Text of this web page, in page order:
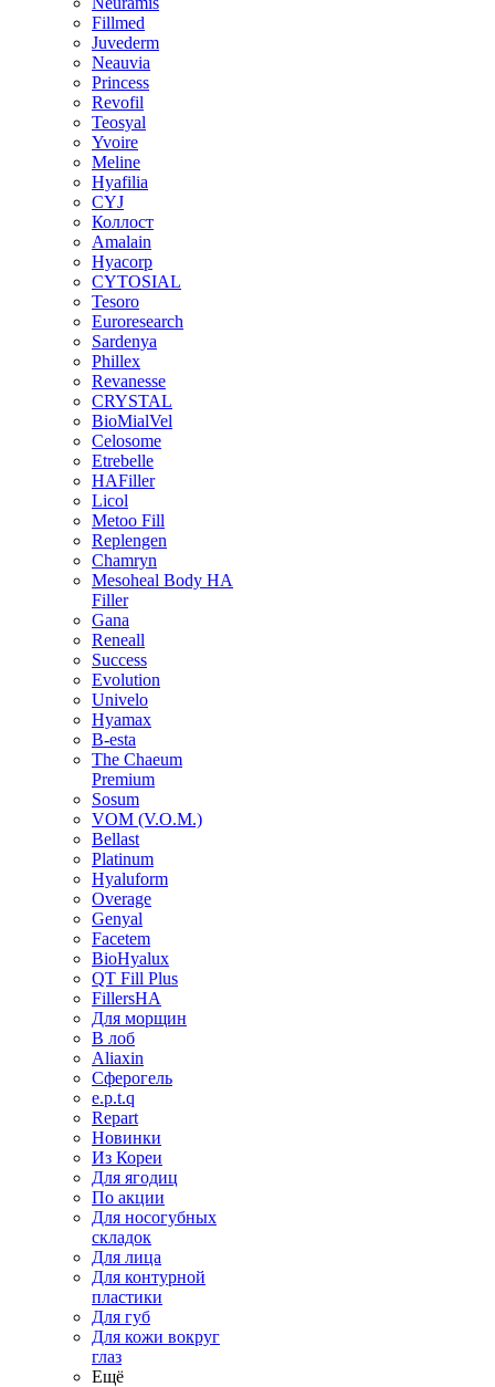
Fillmed
Juvederm
Neauvia
Princess
Revofil
Teosyal
Yvoire
Meline
Hyafilia
CYJ
Коллост
Amalain
Hyacorp
CYTOSIAL
Tesoro
Euroresearch
Sardenya
Phillex
Revanesse
CRYSTAL
BioMialVel
Celosome
Etrebelle
HAFiller
Licol
Metoo Fill
Replengen
Chamryn
Mesoheal Body HA
Filler
Gana
Reneall
Success
Evolution
Univelo
Hyamax
B-esta
The Chaeum
Premium
Sosum
VOM (V.O.M.)
Bellast
Platinum
Hyaluform
Overage
Genyal
Facetem
BioHyalux
QT Fill Plus
FillersHA
Для морщин
В лоб
Aliaxin
Сферогель
e.p.t.q
Repart
Новинки
Из Кореи
Для ягодиц
По акции
Для носогубных
складок
Для лица
Для контурной
пластики
Для губ
Для кожи вокруг
глаз
Ещё